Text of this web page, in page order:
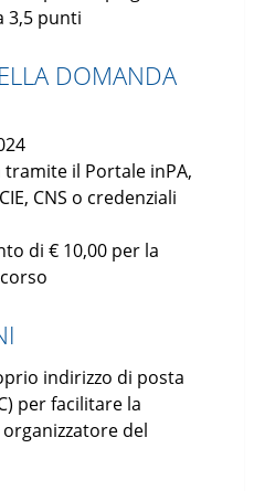
3,5 punti
DOMANDA
tramite il Portale inPA,
CNS o credenziali
di € 10,00 per la
indirizzo di posta
per facilitare la
del